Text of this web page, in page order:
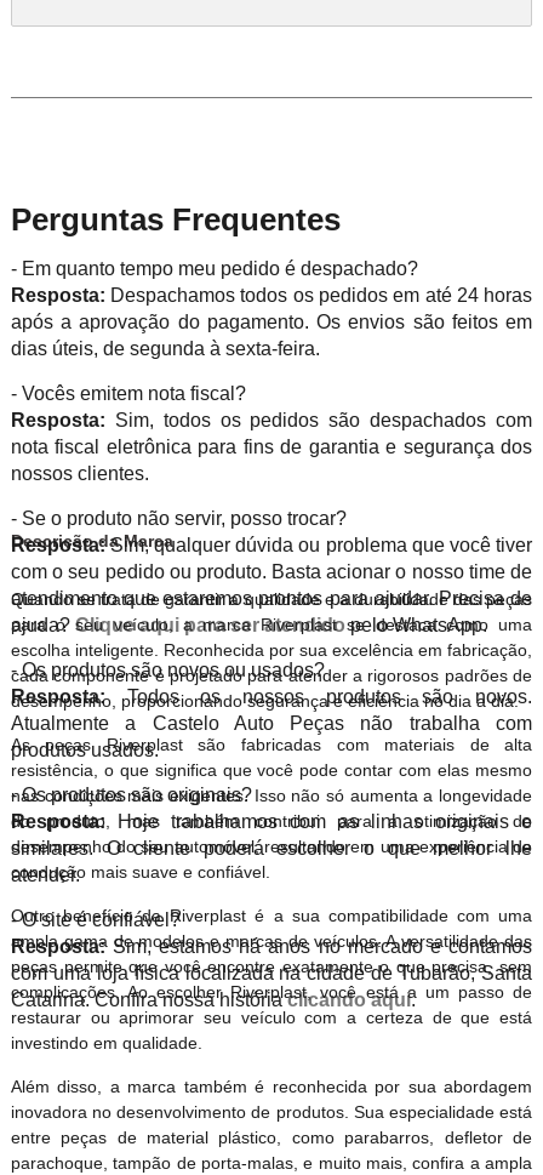
Perguntas Frequentes
- Em quanto tempo meu pedido é despachado?
Resposta: Despachamos todos os pedidos em até 24 horas
após a aprovação do pagamento. Os envios são feitos em
dias úteis, de segunda à sexta-feira.
- Vocês emitem nota fiscal?
Resposta: Sim, todos os pedidos são despachados com
nota fiscal eletrônica para fins de garantia e segurança dos
nossos clientes.
- Se o produto não servir, posso trocar?
Resposta:Sim, qualquer dúvida ou problema que você tiver
com o seu pedido ou produto. Basta acionar o nosso time de
atendimento que estaremos prontos para ajudar. Precisa de
ajuda? Clique aqui para ser atendidopelo WhatsApp.
- Os produtos são novos ou usados?
Resposta:Todos os nossos produtos são novos.
Atualmente a Castelo Auto Peças não trabalha com
produtos usados.
- Os produtos são originais?
Resposta:Hoje trabalhamos com as linhas originais e
similares. O cliente poderá escolher o que melhor lhe
atender.
- O site é confiável?
Resposta: Sim, estamos há anos no mercado e contamos
com uma loja física localizada na cidade de Tubarão, Santa
Catarina. Confira nossa históriaclicando aqui.
Descrição da Marca
Quando se trata de garantir a qualidade e a durabilidade das peças
para o seu veículo, a marca Riverplast se destaca como uma
escolha inteligente. Reconhecida por sua excelência em fabricação,
cada componente é projetado para atender a rigorosos padrões de
desempenho, proporcionando segurança e eficiência no dia a dia.
As peças Riverplast são fabricadas com materiais de alta
resistência, o que significa que você pode contar com elas mesmo
nas condições mais exigentes. Isso não só aumenta a longevidade
do produto, mas também contribui para a otimização do
desempenho do seu automóvel, resultando em uma experiência de
condução mais suave e confiável.
Outro benefício da Riverplast é a sua compatibilidade com uma
ampla gama de modelos e marcas de veículos. A versatilidade das
peças permite que você encontre exatamente o que precisa, sem
complicações. Ao escolher Riverplast, você está a um passo de
restaurar ou aprimorar seu veículo com a certeza de que está
investindo em qualidade.
Além disso, a marca também é reconhecida por sua abordagem
inovadora no desenvolvimento de produtos. Sua especialidade está
entre peças de material plástico, como parabarros, defletor de
parachoque, tampão de porta-malas, e muito mais, confira a ampla